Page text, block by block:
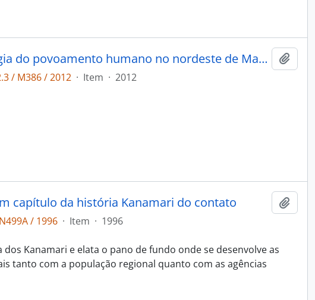
12.000 anos: Arqueologia do povoamento humano no nordeste de Mato Grosso do Sul.
/ M386 / 2012 · Item · 2012
capítulo da história Kanamari do contato
/ 1996 · Item · 1996
Kanamari e elata o pano de fundo onde se desenvolve as
tanto com a população regional quanto com as agências